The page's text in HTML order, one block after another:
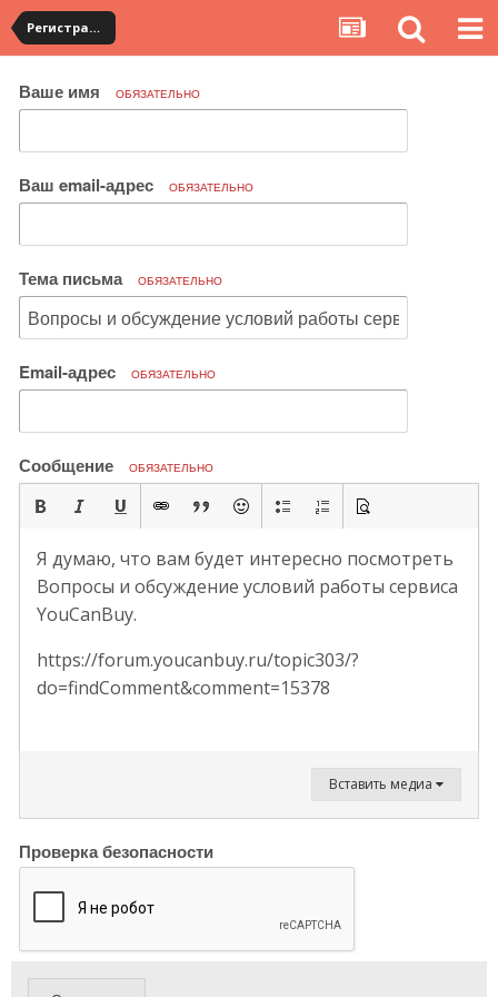
Регистрация на YouCanBuy. Общие вопросы по работе сервиса
Ваше имя ОБЯЗАТЕЛЬНО
Ваш email-адрес ОБЯЗАТЕЛЬНО
Тема письма ОБЯЗАТЕЛЬНО
Email-адрес ОБЯЗАТЕЛЬНО
Сообщение ОБЯЗАТЕЛЬНО
Я думаю, что вам будет интересно посмотреть
Вопросы и обсуждение условий работы сервиса
YouCanBuy.
https://forum.youcanbuy.ru/topic303/?
do=findComment&comment=15378
Вставить медиа
Проверка безопасности